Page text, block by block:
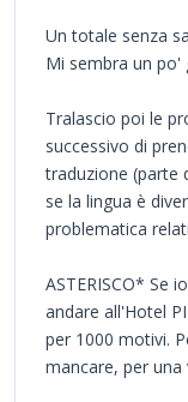
Un totale senza
Mi sembra un po'
Tralascio poi le
successivo di
traduzione (parte
se la lingua è
problematica
ASTERISCO* Se
andare all'Hotel
per 1000 motivi.
mancare, per una